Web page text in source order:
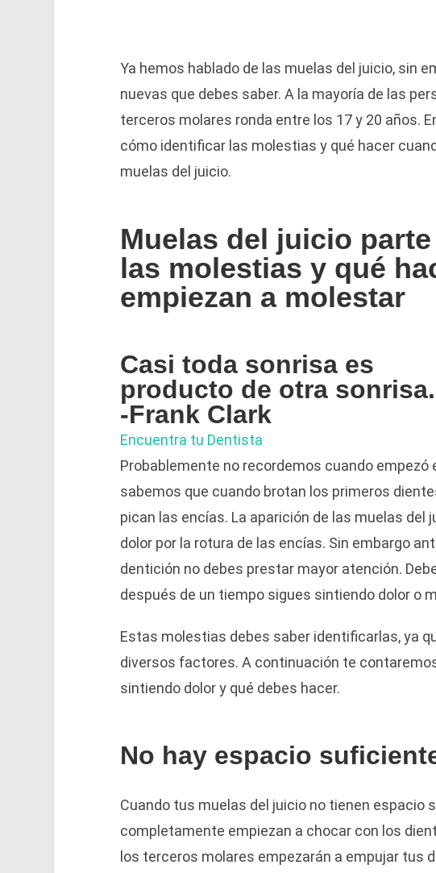
Ya hemos hablado de las muelas del juicio, sin
nuevas que debes saber. A la mayoría de las
terceros molares ronda entre los 17 y 20 años.
cómo identificar las molestias y qué hacer
muelas del juicio.
Muelas del juicio
las molestias y qué
empiezan a molestar
Casi toda sonrisa es
producto de otra sonrisa.
-Frank Clark
Encuentra tu Dentista
Probablemente no recordemos cuando empezó
sabemos que cuando brotan los primeros
pican las encías. La aparición de las muelas del
dolor por la rotura de las encías. Sin embargo
dentición no debes prestar mayor atención.
después de un tiempo sigues sintiendo dolor o
Estas molestias debes saber identificarlas, ya
diversos factores. A continuación te
sintiendo dolor y qué debes hacer.
No hay espacio
Cuando tus muelas del juicio no tienen espacio
completamente empiezan a chocar con los
los terceros molares empezarán a empujar tus